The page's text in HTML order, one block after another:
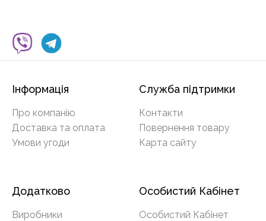
Інформація
Про компанію
Доставка та оплата
Умови угоди
Служба підтримки
Контакти
Повернення товару
Карта сайту
Додатково
Виробники
Особистий Кабінет
Особистий Кабінет